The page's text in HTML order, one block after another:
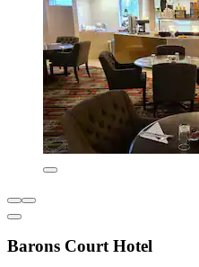
Barons Court Hotel